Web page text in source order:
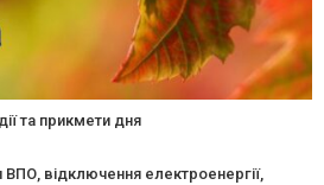
та прикмети дня
відключення електроенергії,